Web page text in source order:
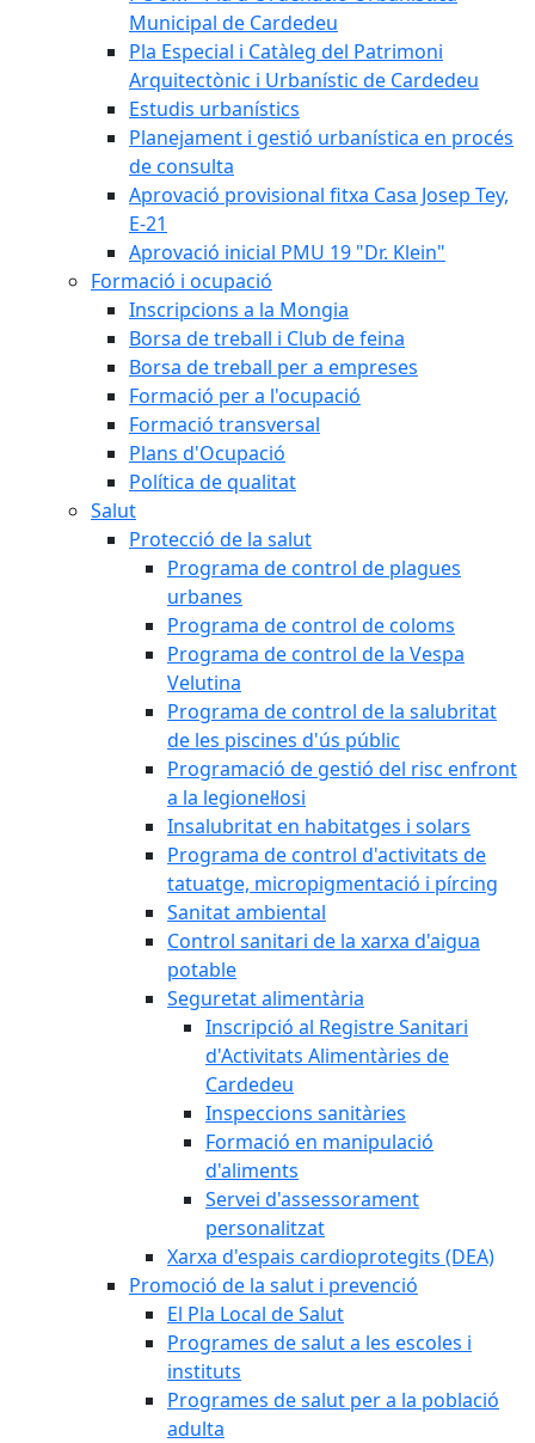
Municipal de Cardedeu
Pla Especial i Catàleg del Patrimoni
Arquitectònic i Urbanístic de Cardedeu
Estudis urbanístics
Planejament i gestió urbanística en procés
de consulta
Aprovació provisional fitxa Casa Josep Tey,
E-21
Aprovació inicial PMU 19 "Dr. Klein"
Formació i ocupació
Inscripcions a la Mongia
Borsa de treball i Club de feina
Borsa de treball per a empreses
Formació per a l'ocupació
Formació transversal
Plans d'Ocupació
Política de qualitat
Salut
Protecció de la salut
Programa de control de plagues
urbanes
Programa de control de coloms
Programa de control de la Vespa
Velutina
Programa de control de la salubritat
de les piscines d'ús públic
Programació de gestió del risc enfront
a la legionel·losi
Insalubritat en habitatges i solars
Programa de control d'activitats de
tatuatge, micropigmentació i pírcing
Sanitat ambiental
Control sanitari de la xarxa d'aigua
potable
Seguretat alimentària
Inscripció al Registre Sanitari
d'Activitats Alimentàries de
Cardedeu
Inspeccions sanitàries
Formació en manipulació
d'aliments
Servei d'assessorament
personalitzat
Xarxa d'espais cardioprotegits (DEA)
Promoció de la salut i prevenció
El Pla Local de Salut
Programes de salut a les escoles i
instituts
Programes de salut per a la població
adulta